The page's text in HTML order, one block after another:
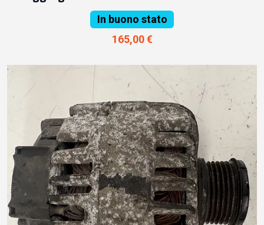
In buono stato
165,00 €